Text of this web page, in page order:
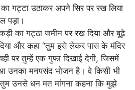
गट्टा उठाकर अपने सिर पर रख लिया
पड़ा।
का गट्ठा जमीन पर रख दिया और बूढ़े
और कहा “तुम इसे लेकर पास के मंदिर
पर तुम्हें एक गुफा दिखाई देगी, जिसमें
उनका मनपसंद भोजन है। वे किसी भी
तुम उनसे धन मत मांगना कहना कि मुझे